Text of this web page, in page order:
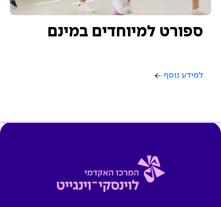
ספורט למיוחדים במינם
למידע נוסף